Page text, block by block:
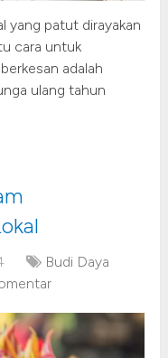
yang patut dirayakan
cara untuk
adalah
ulang tahun
Budi Daya